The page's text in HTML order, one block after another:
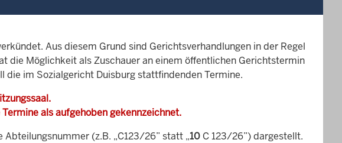
Aus diesem Grund sind Gerichtsverhandlungen in der Regel
die Möglichkeit als Zuschauer an einem öffentlichen Gerichtstermin
im Sozialgericht Duisburg stattfindenden Termine.
als aufgehoben gekennzeichnet.
(z.B. „C123/26” statt „10 C 123/26”) dargestellt.